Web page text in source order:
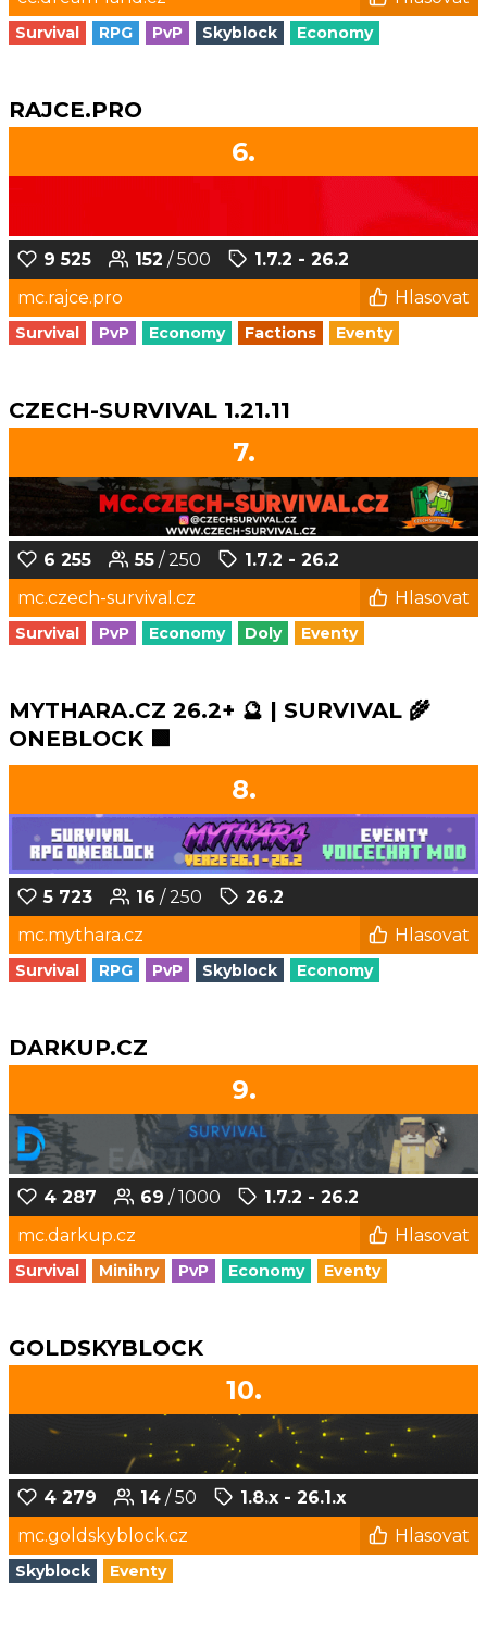
Survival RPG PvP Skyblock Economy
RAJCE.PRO
6.
9 525 152 / 500
1.7.2 - 26.2
mc.rajce.pro
Hlasovat
Survival PvP Economy Factions Eventy
CZECH-SURVIVAL 1.21.11
7.
6 255 55 / 250
1.7.2 - 26.2
mc.czech-survival.cz
Hlasovat
Survival PvP Economy Doly Eventy
MYTHARA.CZ 26.2+ 🔮 | SURVIVAL 🌾
ONEBLOCK 🟩
8.
5 723 16 / 250
26.2
mc.mythara.cz
Hlasovat
Survival RPG PvP Skyblock Economy
DARKUP.CZ
9.
4 287 69 / 1000
1.7.2 - 26.2
mc.darkup.cz
Hlasovat
Survival Minihry PvP Economy Eventy
GOLDSKYBLOCK
10.
4 279 14 / 50
1.8.x - 26.1.x
mc.goldskyblock.cz
Hlasovat
Skyblock Eventy